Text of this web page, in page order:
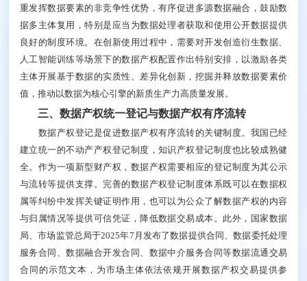
重发挥数据要素的非竞争性优势，有序促进多源数据融合，鼓励数
据多主体复用，特别是应当为数据处理者获取和使用公开数据提供
良好的制度环境。在创新使用过程中，需要对开发创造衍生数据、
人工智能训练等场景下的数据产权配置作出特别安排，以激励各类
主体开展基于数据的实质性、差异化创新，挖掘并释放数据要素价
值，推动以数据为核心引擎的新质生产力高质量发展。
三、数据产权统一登记与数据产权有序流转
数据产权登记是促进数据产权有序流转的关键制度。我国已经
建立统一的不动产产权登记制度，知识产权登记制度也比较成熟健
全。作为一项新型财产权，数据产权需要相应的登记制度为其公示
与流转等提供支撑。完善的数据产权登记制度体系既可以在数据权
属等纠纷中发挥关键证明作用，也可以为公众了解数据产权的内容
与归属情况等提供可信凭证，降低数据交易成本。此外，国家数据
局、市场监管总局于2025年7月发布了数据提供合同、数据委托处理
服务合同、数据融合开发合同、数据中介服务合同等数据流通交易
合同的示范文本，为市场主体依法依规开展数据产权交易提供参